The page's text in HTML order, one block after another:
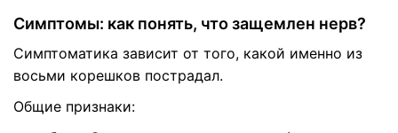
Симптомы: как понять, что защемлен нерв?
Симптоматика зависит от того, какой именно из
восьми корешков пострадал.
Общие признаки: